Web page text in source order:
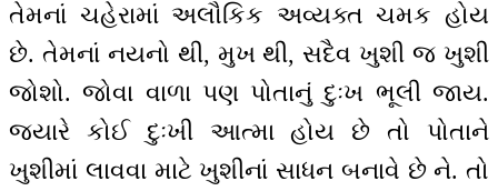
તેમનાં ચહેરામાં અલૌકિક અવ્યક્ત ચમક હોય
છે. તેમનાં નયનો થી, મુખ થી, સદૈવ ખુશી જ ખુશી
જોશો. જોવા વાળા પણ પોતાનું દુઃખ ભૂલી જાય.
જ્યારે કોઈ દુઃખી આત્મા હોય છે તો પોતાને
ખુશીમાં લાવવા માટે ખુશીનાં સાધન બનાવે છે ને. તો